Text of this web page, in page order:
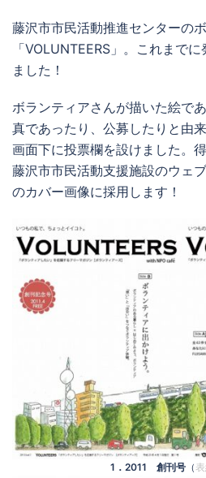
藤沢市市民活動推進センターの
「VOLUNTEERS」。これまで
ました！
ボランティアさんが描いた絵で
真であったり、公募したりと由来
画面下に投票欄を設けました。
藤沢市市民活動支援施設のウェ
のカバー画像に採用します！
1．2011 創刊号（